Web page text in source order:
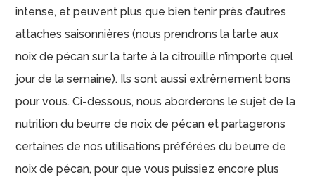
intense, et peuvent plus que bien tenir près d’autres
attaches saisonnières (nous prendrons la tarte aux
noix de pécan sur la tarte à la citrouille n’importe quel
jour de la semaine). Ils sont aussi extrêmement bons
pour vous. Ci-dessous, nous aborderons le sujet de la
nutrition du beurre de noix de pécan et partagerons
certaines de nos utilisations préférées du beurre de
noix de pécan, pour que vous puissiez encore plus